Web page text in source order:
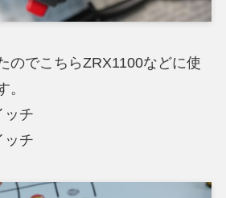
のでこちらZRX1100などに使
。
ッチ
チ